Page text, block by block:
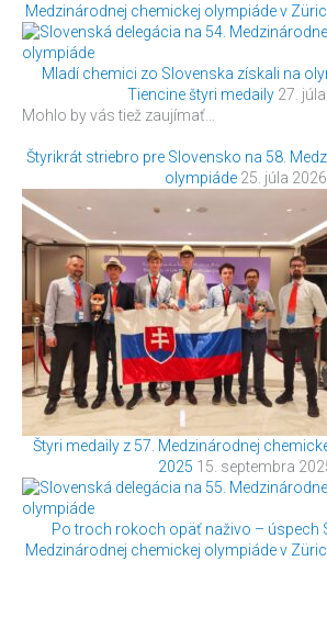
Medzinárodnej chemickej olympiáde v
Mladí chemici zo Slovenska získali na
Tiencine štyri medaily 27.
Mohlo by vás tiež zaujímať…
Štyrikrát striebro pre Slovensko na 58.
olympiáde 25. júla 2026
Štyri medaily z 57. Medzinárodnej
2025 15. septembra
Po troch rokoch opäť naživo – úspech
Medzinárodnej chemickej olympiáde v